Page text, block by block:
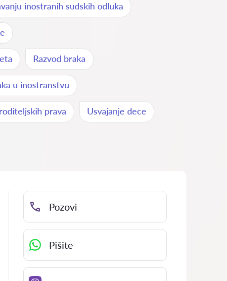
inostranih sudskih odluka
Razvod braka
u inostranstvu
prava Usvajanje dece
Pozovi
Pišite